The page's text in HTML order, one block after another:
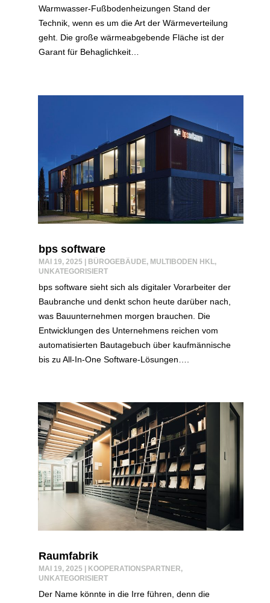
Warmwasser-Fußbodenheizungen Stand der
Technik, wenn es um die Art der Wärmeverteilung
geht. Die große wärmeabgebende Fläche ist der
Garant für Behaglichkeit…
bps software
MAI 19, 2025 | BÜROGEBÄUDE, MULTIBODEN HKL,
UNKATEGORISIERT
bps software sieht sich als digitaler Vorarbeiter der
Baubranche und denkt schon heute darüber nach,
was Bauunternehmen morgen brauchen. Die
Entwicklungen des Unternehmens reichen vom
automatisierten Bautagebuch über kaufmännische
bis zu All-In-One Software-Lösungen….
Raumfabrik
MAI 19, 2025 KOOPERATIONSPARTNER,
UNKATEGORISIERT
Der Name könnte in die Irre führen, denn die